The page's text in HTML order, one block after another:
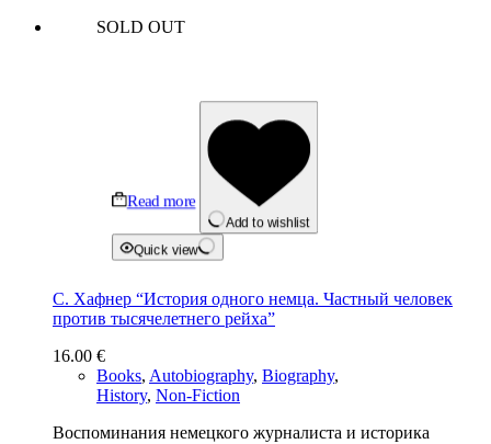
SOLD OUT
Read more
Add to wishlist
Quick view
С. Хафнер “История одного немца. Частный человек
против тысячелетнего рейха”
16.00 €
Books, Autobiography, Biography,
History, Non-Fiction
Воспоминания немецкого журналиста и историка